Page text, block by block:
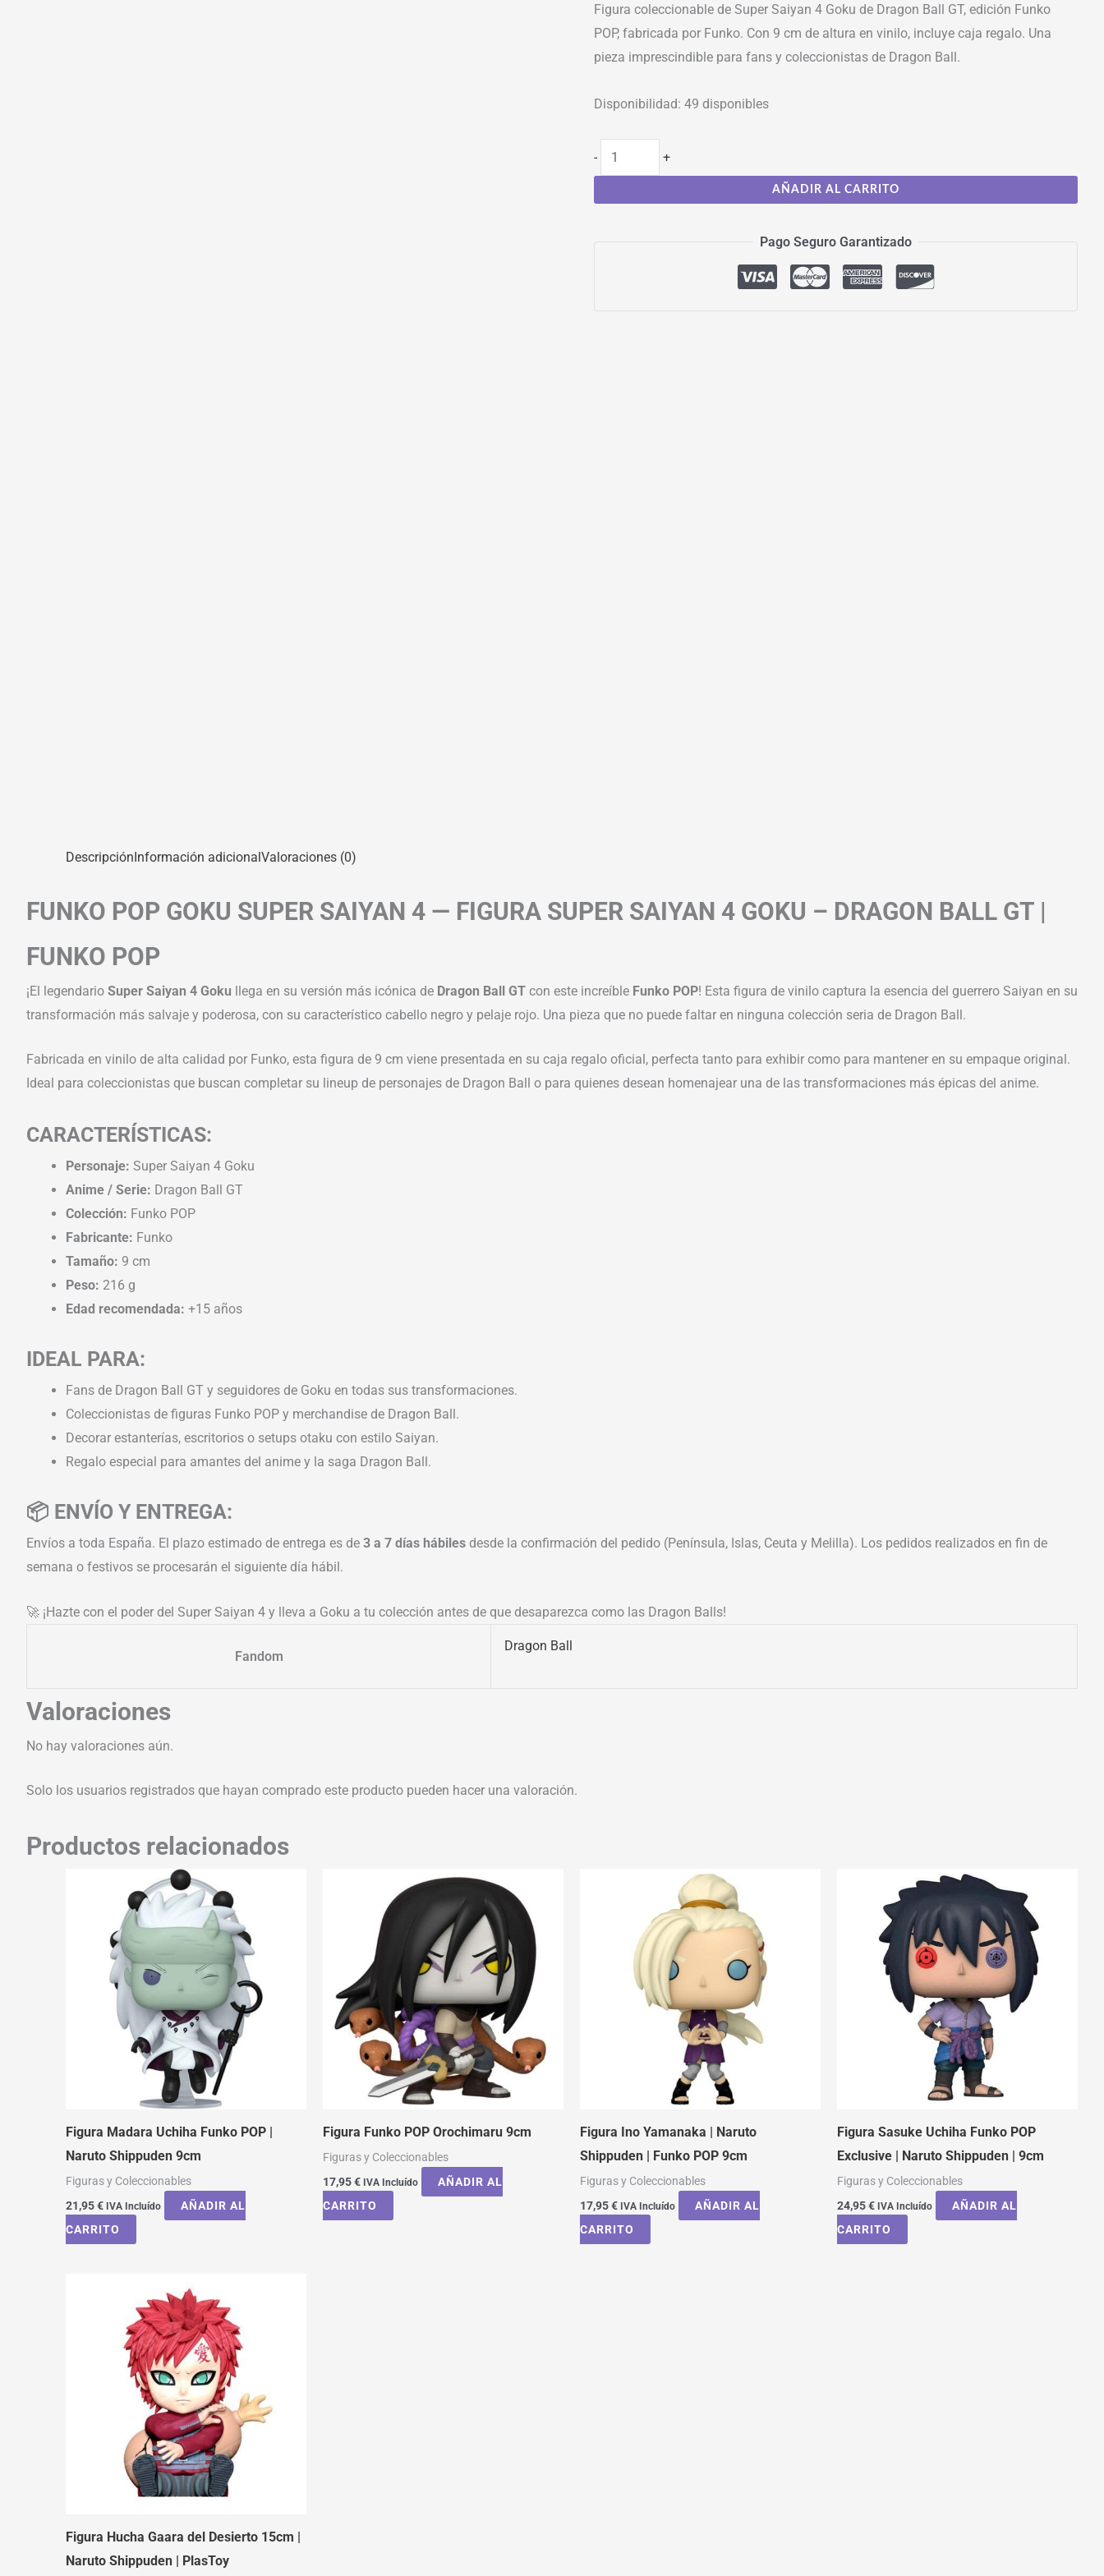
Figura coleccionable de Super Saiyan 4 Goku de Dragon Ball GT, edición Funko
POP, fabricada por Funko. Con 9 cm de altura en vinilo, incluye caja regalo. Una
pieza imprescindible para fans y coleccionistas de Dragon Ball.
Disponibilidad: 49 disponibles
- +
AÑADIR AL CARRITO
Pago Seguro Garantizado
DescripciónInformación adicionalValoraciones (0)
FUNKO POP GOKU SUPER SAIYAN 4 — FIGURA SUPER SAIYAN 4 GOKU – DRAGON BALL GT |
FUNKO POP
¡El legendario Super Saiyan 4 Goku llega en su versión más icónica de Dragon Ball GT con este increíble Funko POP! Esta figura de vinilo captura la esencia del guerrero Saiyan en su
transformación más salvaje y poderosa, con su característico cabello negro y pelaje rojo. Una pieza que no puede faltar en ninguna colección seria de Dragon Ball.
Fabricada en vinilo de alta calidad por Funko, esta figura de 9 cm viene presentada en su caja regalo oficial, perfecta tanto para exhibir como para mantener en su empaque original.
Ideal para coleccionistas que buscan completar su lineup de personajes de Dragon Ball o para quienes desean homenajear una de las transformaciones más épicas del anime.
CARACTERÍSTICAS:
Personaje: Super Saiyan 4 Goku
Anime / Serie: Dragon Ball GT
Colección: Funko POP
Fabricante: Funko
Tamaño: 9 cm
Peso: 216 g
Edad recomendada: +15 años
IDEAL PARA:
Fans de Dragon Ball GT y seguidores de Goku en todas sus transformaciones.
Coleccionistas de figuras Funko POP y merchandise de Dragon Ball.
Decorar estanterías, escritorios o setups otaku con estilo Saiyan.
Regalo especial para amantes del anime y la saga Dragon Ball.
📦 ENVÍO Y ENTREGA:
Envíos a toda España. El plazo estimado de entrega es de 3 a 7 días hábiles desde la confirmación del pedido (Península, Islas, Ceuta y Melilla). Los pedidos realizados en fin de
semana o festivos se procesarán el siguiente día hábil.
🚀 ¡Hazte con el poder del Super Saiyan 4 y lleva a Goku a tu colección antes de que desaparezca como las Dragon Balls!
Fandom
Dragon Ball
Valoraciones
No hay valoraciones aún.
Solo los usuarios registrados que hayan comprado este producto pueden hacer una valoración.
Productos relacionados
Figura Madara Uchiha Funko POP |
Naruto Shippuden 9cm
Figuras y Coleccionables
21,95€ IVA Incluído
AÑADIR AL
CARRITO
Figura Funko POP Orochimaru 9cm
Figuras y Coleccionables
17,95€ IVA Incluído
AÑADIR AL
CARRITO
Figura Ino Yamanaka | Naruto
Shippuden | Funko POP 9cm
Figuras y Coleccionables
17,95€ IVA Incluído
AÑADIR AL
CARRITO
Figura Sasuke Uchiha Funko POP
Exclusive | Naruto Shippuden | 9cm
Figuras y Coleccionables
24,95€ IVA Incluído
AÑADIR AL
CARRITO
Figura Hucha Gaara del Desierto 15cm |
Naruto Shippuden | PlasToy